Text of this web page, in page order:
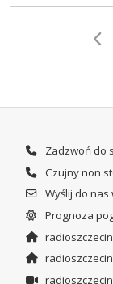
Zadzwoń do
Czujny non
Wyślij do nas
Prognoza